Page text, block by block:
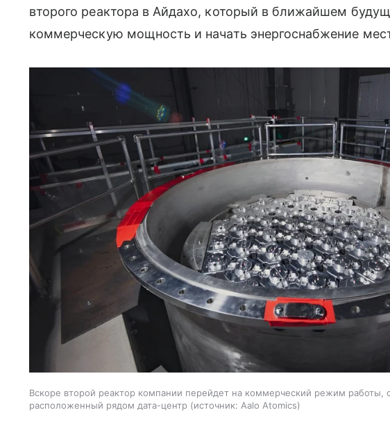
второго реактора в Айдахо, который в ближайшем
коммерческую мощность и начать энергоснабжение
Вскоре второй реактор компании перейдет на коммерческий режим работы,
расположенный рядом дата-центр
источник: Aalo Atomics